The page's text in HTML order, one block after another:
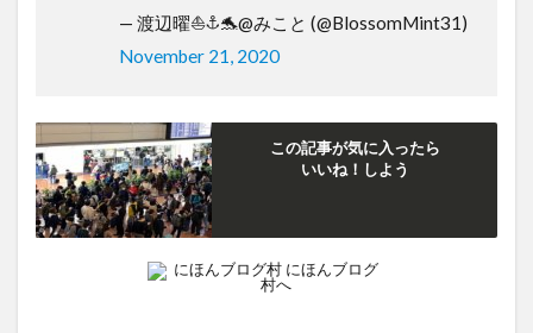
— 渡辺曜⛵️⚓️🐬@みこと (@BlossomMint31)
November 21, 2020
この記事が気に入ったら
いいね！しよう